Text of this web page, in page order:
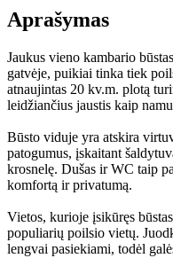
Aprašymas
Jaukus vieno kambario
gatvėje, puikiai tinka tiek
atnaujintas 20 kv.m. plotą
leidžiančius jaustis kaip
Būsto viduje yra atskira
patogumus, įskaitant
krosnelę. Dušas ir WC taip
komfortą ir privatumą.
Vietos, kurioje įsikūręs
populiarių poilsio vietų.
lengvai pasiekiami, todėl